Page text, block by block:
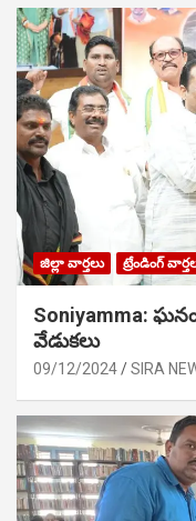
జిల్లా వార్తలు ట్రేండింగ్
Soniyamma:
వేడుక‌లు
09/12/2024 SIRA